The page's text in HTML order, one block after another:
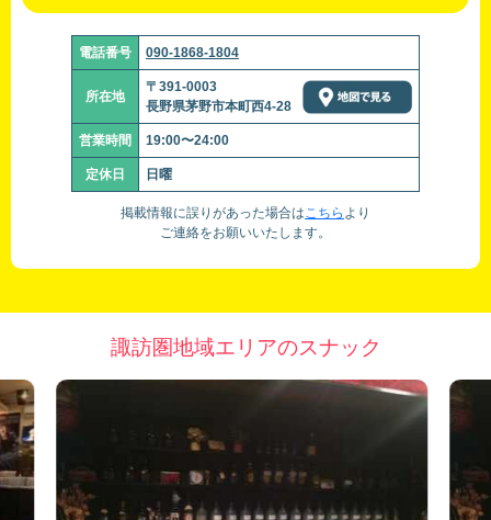
電話番号 090-1868-1804
所在地
〒391-0003
長野県茅野市本町西4-28
営業時間 19:00〜24:00
定休日 日曜
掲載情報に誤りがあった場合はこちら より
ご連絡をお願いいたします。
諏訪圏地域エリアのスナック